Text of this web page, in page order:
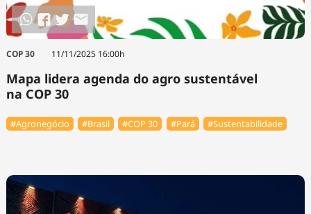
COP 30 11/11/2025 16:00h
Mapa lidera agenda do agro sustentável
na COP 30
#Agronegócio #Brasil #COP 30 #Pará #Sustentabilidade